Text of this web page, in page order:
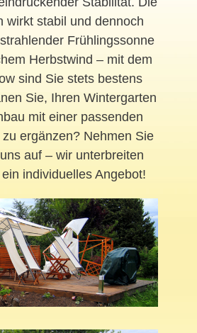
wirkt stabil und dennoch
Frühlingssonne
Herbstwind – mit dem
sind Sie stets bestens
Sie, Ihren Wintergarten
mit einer passenden
ergänzen? Nehmen Sie
auf – wir unterbreiten
individuelles Angebot!